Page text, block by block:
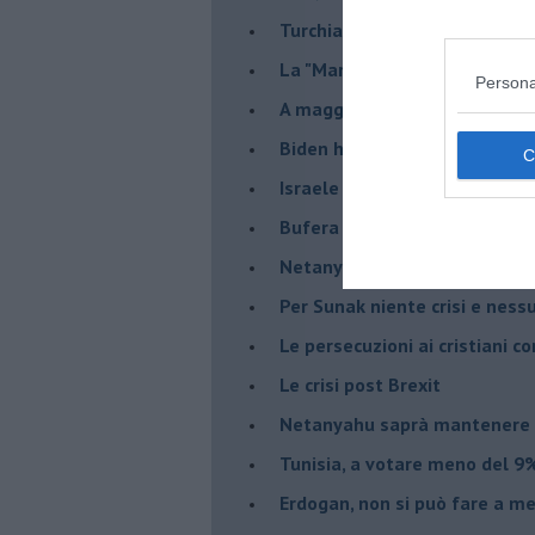
Turchia al voto, Erdogan in
La "Marcia dei vivi" per non
A maggio le urne
Biden ha fatto infuriare la
Israele rischia una guerra
Bufera sull'immigrazione
Netanyahu a Roma, un
Per Sunak niente crisi e
Le persecuzioni ai cristiani
Le crisi post Brexit
Netanyahu saprà mantenere
Tunisia, a votare meno del
Erdogan, non si può fare a